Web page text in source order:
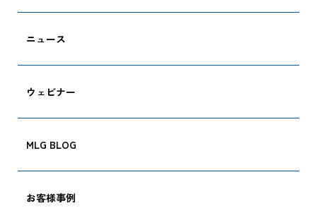
ニュース
ウェビナー
MLG BLOG
お客様事例